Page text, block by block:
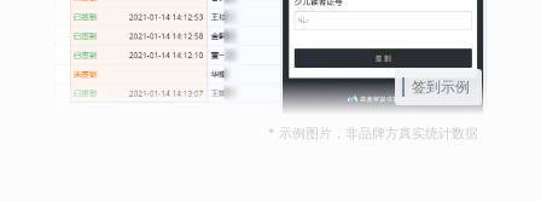
签到示例
* 示例图片，非品牌方真实统计数据